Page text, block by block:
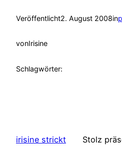
Veröffentlicht2. August 2008in
vonIrisine
Schlagwörter:
irisine strickt Stolz